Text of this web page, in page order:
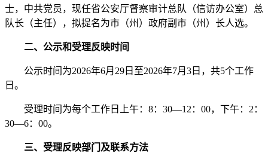
士，中共党员，现任省公安厅督察审计总队（信访办公室）总
队长（主任），拟提名为市（州）政府副市（州）长人选。
二、公示和受理反映时间
公示时间为2026年6月29日至2026年7月3日，共5个工作
日。
受理时间为每个工作日上午：8：30—12：00，下午：2：
30—6：00。
三、受理反映部门及联系方法